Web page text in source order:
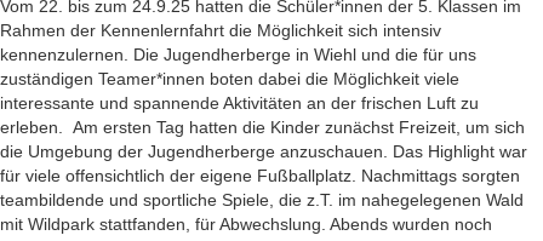
Vom 22. bis zum 24.9.25 hatten die Schüler*innen der 5. Klassen im
Rahmen der Kennenlernfahrt die Möglichkeit sich intensiv
kennenzulernen. Die Jugendherberge in Wiehl und die für uns
zuständigen Teamer*innen boten dabei die Möglichkeit viele
interessante und spannende Aktivitäten an der frischen Luft zu
erleben.
Am ersten Tag hatten die Kinder zunächst Freizeit, um sich
die Umgebung der Jugendherberge anzuschauen. Das Highlight war
für viele offensichtlich der eigene Fußballplatz. Nachmittags sorgten
teambildende und sportliche Spiele, die z.T. im nahegelegenen Wald
mit Wildpark stattfanden, für Abwechslung. Abends wurden noch